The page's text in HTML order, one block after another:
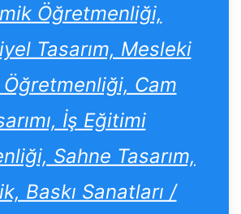
Öğretmenliği,
Tasarım, Mesleki
Öğretmenliği, Cam
İş Eğitimi
Sahne Tasarım,
Baskı Sanatları /